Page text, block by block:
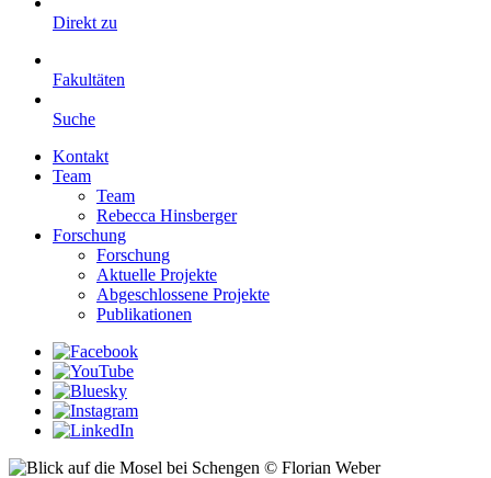
Direkt zu
Fakultäten
Suche
Kontakt
Team
Team
Rebecca Hinsberger
Forschung
Forschung
Aktuelle Projekte
Abgeschlossene Projekte
Publikationen
© Florian Weber